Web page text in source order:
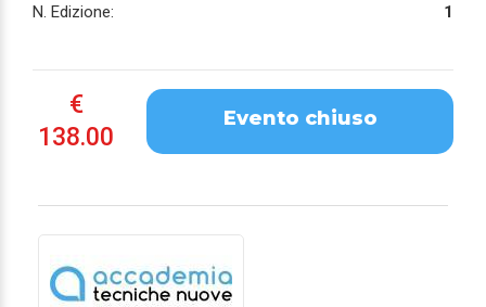
N. Edizione:
1
Evento chiuso
€
138.00